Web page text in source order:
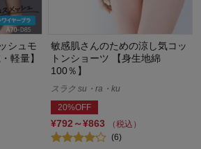
シュモ
軽量】
敏感肌さんのための涼し気コッ
トンショーツ 【身生地綿
100％】
スラク su・ra・ku
20%OFF
¥792～¥863
（税込）
(6)